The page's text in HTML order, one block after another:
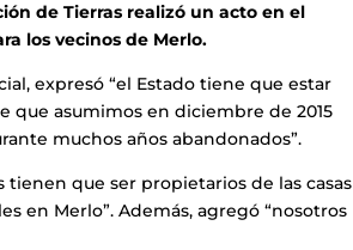
de Tierras realizó un acto en el
los vecinos de Merlo.
expresó “el Estado tiene que estar
que asumimos en diciembre de 2015
muchos años abandonados”.
tienen que ser propietarios de las casas
en Merlo”. Además, agregó “nosotros